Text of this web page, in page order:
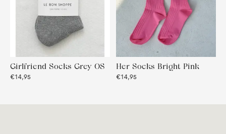
Girlfriend Socks Grey OS
€14,95
Her Socks Bright Pink
€14,95